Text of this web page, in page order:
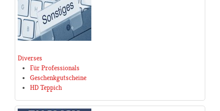
Diverses
Für Professionals
Geschenkgutscheine
HD Teppich